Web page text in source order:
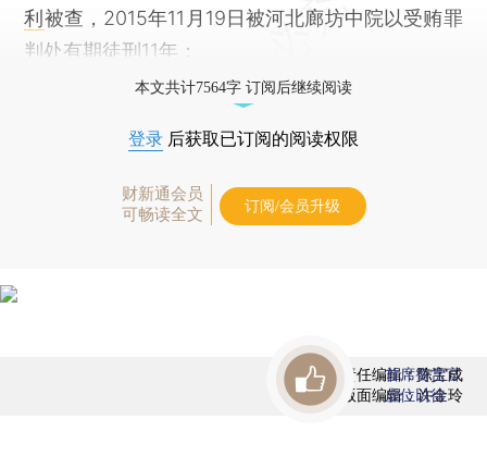
利 被查，2015年11月19日被河北廊坊中院以受贿罪
判处有期徒刑11年；
本文共计7564字 订阅后继续阅读
登录 后获取已订阅的阅读权限
财新通会员
可畅读全文
订阅/会员升级
责任编辑：陈宝成
版面编辑：许金玲
首席赞赏官
虚位以待